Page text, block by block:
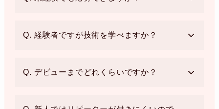
Q. 経験者ですが技術を学べますか？
Q. デビューまでどれくらいですか？